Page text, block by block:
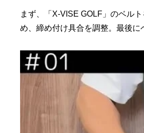
まず、「X-VISE GOLF」のベル
め、締め付け具合を調整。最後に